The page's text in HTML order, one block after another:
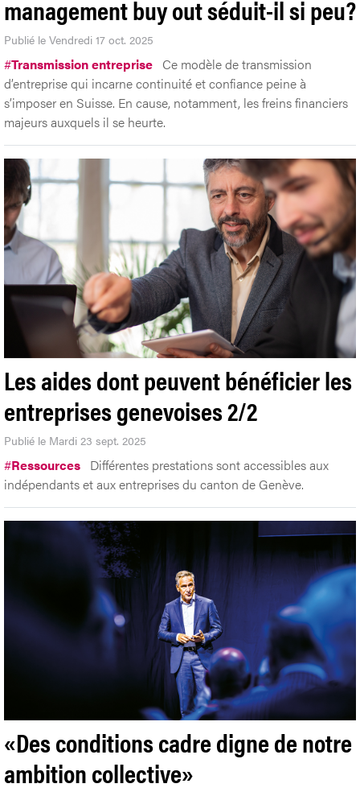
management buy out séduit-il si peu?
Publié le Vendredi 17 oct. 2025
#Transmission entreprise Ce modèle de transmission
d’entreprise qui incarne continuité et confiance peine à
s’imposer en Suisse. En cause, notamment, les freins financiers
majeurs auxquels il se heurte.
Les aides dont peuvent bénéficier les
entreprises genevoises 2/2
Publié le Mardi 23 sept. 2025
#Ressources Différentes prestations sont accessibles aux
indépendants et aux entreprises du canton de Genève.
«Des conditions cadre digne de notre
ambition collective»